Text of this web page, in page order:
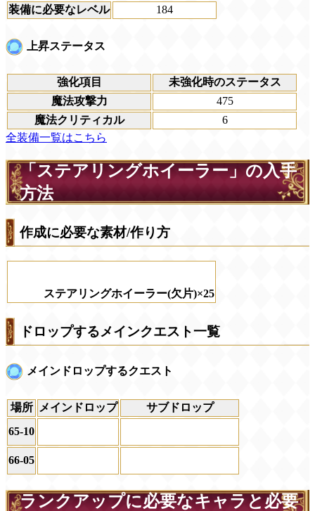
装備に必要なレベル 184
上昇ステータス
強化項目
未強化時のステータス
魔法攻撃力
475
魔法クリティカル
6
全装備一覧はこちら
「ステアリングホイーラー」の入手
方法
作成に必要な素材/作り方
ステアリングホイーラー(欠片)×25
ドロップするメインクエスト一覧
メインドロップするクエスト
場所 メインドロップ
サブドロップ
65-10
66-05
ランクアップに必要なキャラと必要